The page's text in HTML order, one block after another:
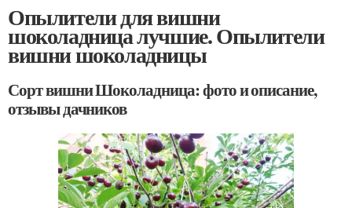
Опылители для вишни
шоколадница лучшие. Опылители
вишни шоколадницы
Сорт вишни Шоколадница: фото и описание,
отзывы дачников